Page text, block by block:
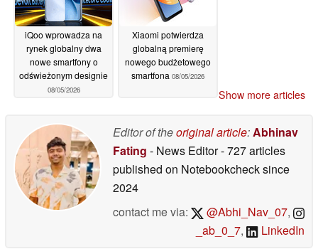
iQoo wprowadza na
rynek globalny dwa
nowe smartfony o
odświeżonym designie
08/05/2026
Xiaomi potwierdza
globalną premierę
nowego budżetowego
smartfona 08/05/2026
Show more articles
Editor of theoriginal article:Abhinav
Fating - News Editor- 727 articles
published on Notebookchecksince
2024
contact me via:
@Abhi_Nav_07,
_ab_0_7, LinkedIn